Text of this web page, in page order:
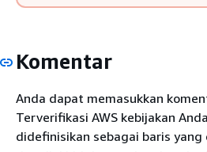
Komentar
Anda dapat memasukkan
Terverifikasi AWS kebijakan
didefinisikan sebagai baris yang